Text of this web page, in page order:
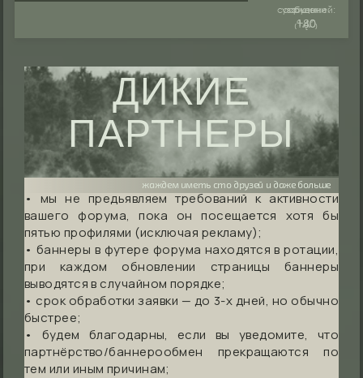
руны:
₍ᵔ.˛.ᵔ₎
сообщений:
140
уважение:
+80
ДИКИЕ
ПАРТНЕРЫ
жаждем иметь сто друзей и даже больше
• мы не предьявляем требований к активности
вашего форума, пока он посещается хотя бы
пятью профилями (исключая рекламу);
• баннеры в футере форума находятся в ротации,
при каждом обновлении страницы баннеры
выводятся в случайном порядке;
• срок обработки заявки — до 3-х дней, но обычно
быстрее;
• будем благодарны, если вы уведомите, что
партнёрство/баннерообмен прекращаются по
тем или иным причинам;